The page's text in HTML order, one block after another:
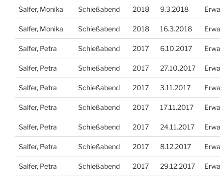
Salfer, Monika Schießabend 2018 9.3.2018
Salfer, Monika Schießabend 2018 16.3.2018
Salfer, Petra Schießabend 2017 6.10.2017
Salfer, Petra Schießabend 2017 27.10.2017
Salfer, Petra Schießabend 2017 3.11.2017
Salfer, Petra Schießabend 2017 17.11.2017
Salfer, Petra Schießabend 2017 24.11.2017
Salfer, Petra Schießabend 2017 8.12.2017
Salfer, Petra Schießabend 2017 29.12.2017